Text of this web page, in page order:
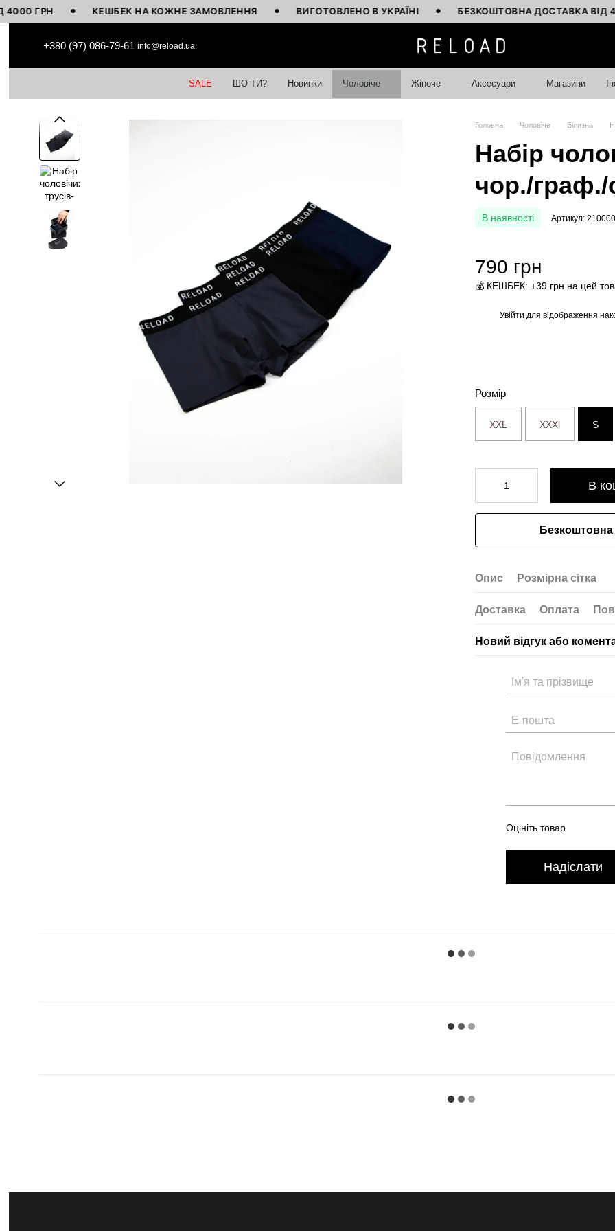
ГРН КЕШБЕК НА КОЖНЕ ЗАМОВЛЕННЯ ВИГОТОВЛЕНО В УКРАЇНІ БЕЗКОШТОВНА ДОСТАВКА ВІД 4000
+380 (97) 086-79-61 info@reload.ua
SALE ШО ТИ? Новинки Чоловіче Жіноче Аксесуари Магазини
Головна Чоловіче Білизна
Набір
чор./граф./
В наявності Артикул:
790 грн
💰 КЕШБЕК: +39 грн на цей
Увійти для відображення
Розмір
XXL XXXl S
В
Безкоштовна
Опис Розмірна сітка
Доставка Оплата
Новий відгук або
Оцініть товар
Надіслати